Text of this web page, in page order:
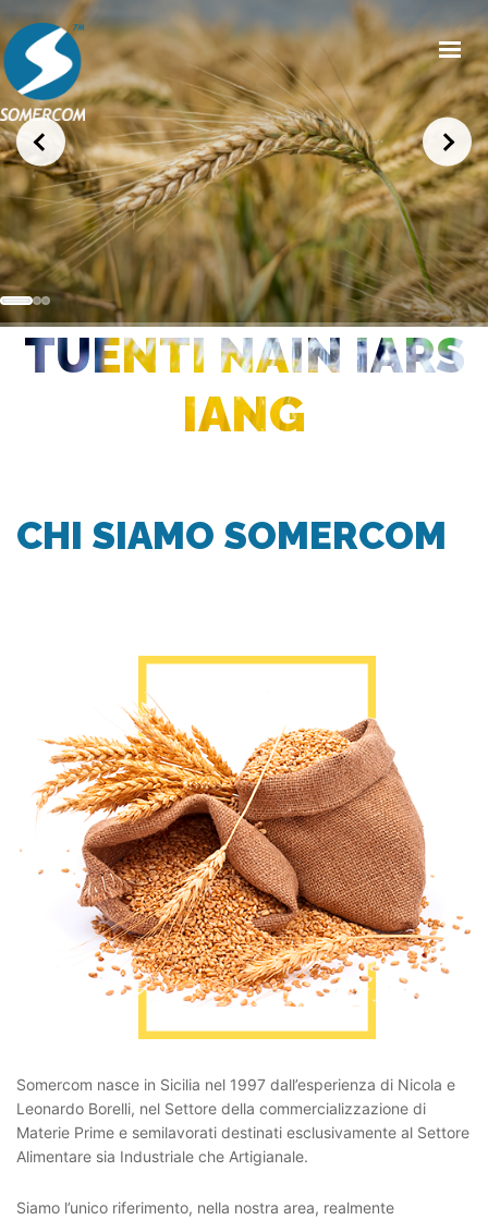
HOME
CHI SIAMO
PRODOTTI
MERCATI
NEWS/EVENTI
CONDIZIONI GENERALI DI VENDITA
TUENTI NAIN IARS
IANG
CHI SIAMO SOMERCOM
Somercom nasce in Sicilia nel 1997 dall’esperienza di Nicola e
Leonardo Borelli, nel Settore della commercializzazione di
Materie Prime e semilavorati destinati esclusivamente al Settore
Alimentare sia Industriale che Artigianale.
Siamo l’unico riferimento, nella nostra area, realmente